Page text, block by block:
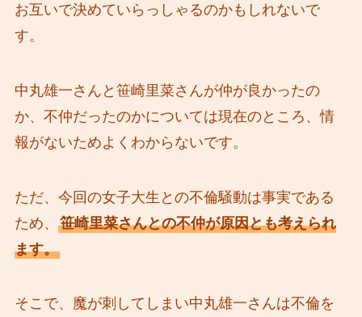
お互いで決めていらっしゃるのかもしれないで
す。
中丸雄一さんと笹崎里菜さんが仲が良かったの
か、不仲だったのかについては現在のところ、情
報がないためよくわからないです。
ただ、今回の女子大生との不倫騒動は事実である
ため、 笹崎里菜さんとの不仲が原因とも考えられ
ます。
そこで、魔が刺してしまい中丸雄一さんは不倫を